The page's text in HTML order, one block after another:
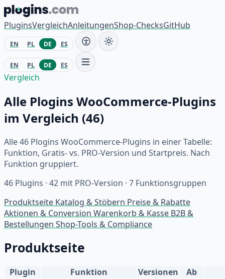
Zum Inhalt springen
PluginsVergleichAnleitungenShop-ChecksGitHub
EN PL DE ES
EN PL DE ES
Vergleich
Alle Plogins WooCommerce-Plugins
im Vergleich (46)
Alle 46 Plogins WooCommerce-Plugins in einer Tabelle:
Funktion, Gratis- vs. PRO-Version und Startpreis. Nach
Funktion gruppiert.
46 Plugins · 42 mit PRO-Version · 7 Funktionsgruppen
Produktseite Katalog & Stöbern Preise & Rabatte
Aktionen & Conversion Warenkorb & Kasse B2B &
Bestellungen Shop-Tools & Compliance
Produktseite
Plugin Funktion Versionen Ab